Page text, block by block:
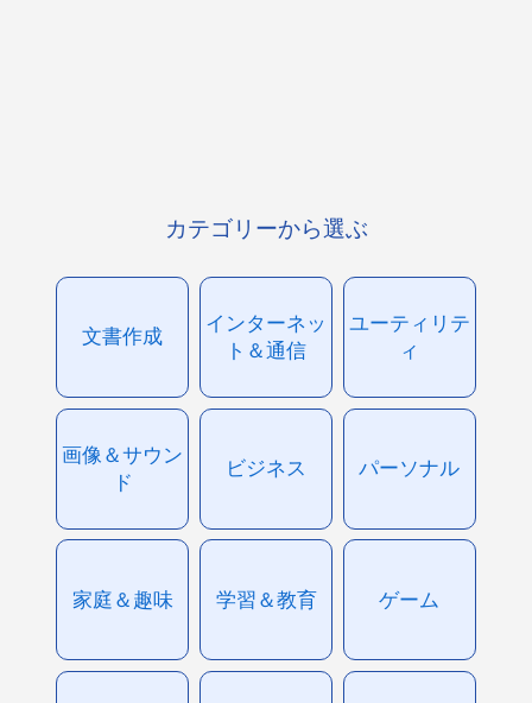
カテゴリーから選ぶ
文書作成
インターネッ
ト＆通信
ユーティリテ
ィ
画像＆サウン
ド
ビジネス パーソナル
家庭＆趣味 学習＆教育 ゲーム